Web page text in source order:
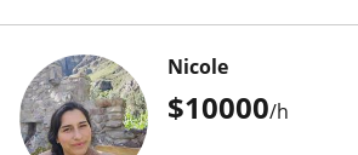
$10000/h
Nicole